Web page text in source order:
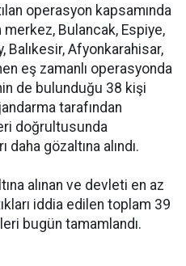
operasyon kapsamında
Bulancak, Espiye,
Afyonkarahisar,
eş zamanlı operasyonda
de bulunduğu 38 kişi
tarafından
doğrultusunda
daha gözaltına alındı.
alınan ve devleti en az
iddia edilen toplam 39
bugün tamamlandı.